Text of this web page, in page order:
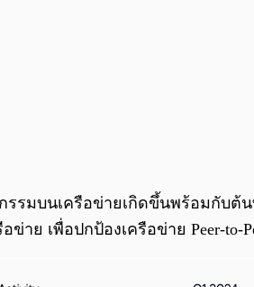
รรมบนเครือข่ายเกิดขึ้นพร้อมกับต้
ข่าย เพื่อปกป้องเครือข่าย Peer-to-